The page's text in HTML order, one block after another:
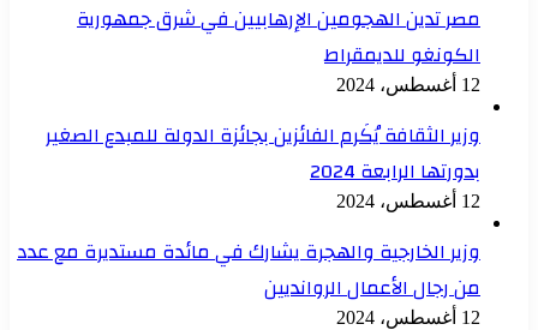
مصر تدين الهجومين الإرهابيين في شرق جمهورية
الكونغو للديمقراط
12 أغسطس، 2024
وزير الثقافة يُكَرم الفائزين بجائزة الدولة للمبدع الصغير
بدورتها الرابعة 2024
12 أغسطس، 2024
وزير الخارجية والهجرة يشارك في مائدة مستديرة مع عدد
من رجال الأعمال الروانديين
12 أغسطس، 2024